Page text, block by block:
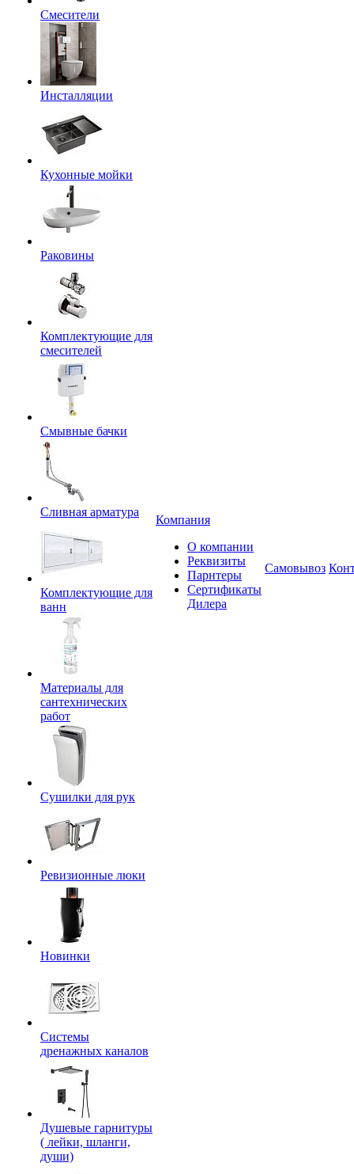
Смесители
Инсталляции
Кухонные мойки
Раковины
Комплектующие для
смесителей
Смывные бачки
Сливная арматура
Комплектующие для
ванн
Материалы для
сантехнических
работ
Сушилки для рук
Ревизионные люки
Новинки
Системы
дренажных каналов
Душевые гарнитуры
( лейки, шланги,
души)
Компания
О компании
Реквизиты
Парнтеры
Сертификаты
Дилера
Самовывоз